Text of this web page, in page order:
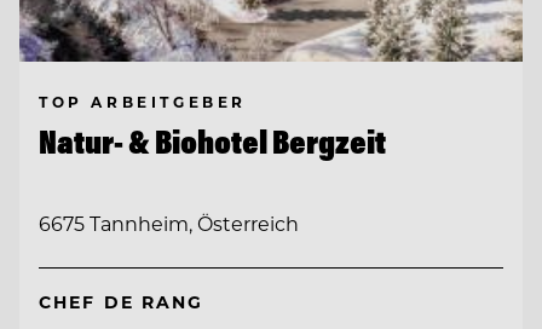
TOP ARBEITGEBER
Natur- & Biohotel Bergzeit
6675 Tannheim, Österreich
CHEF DE RANG